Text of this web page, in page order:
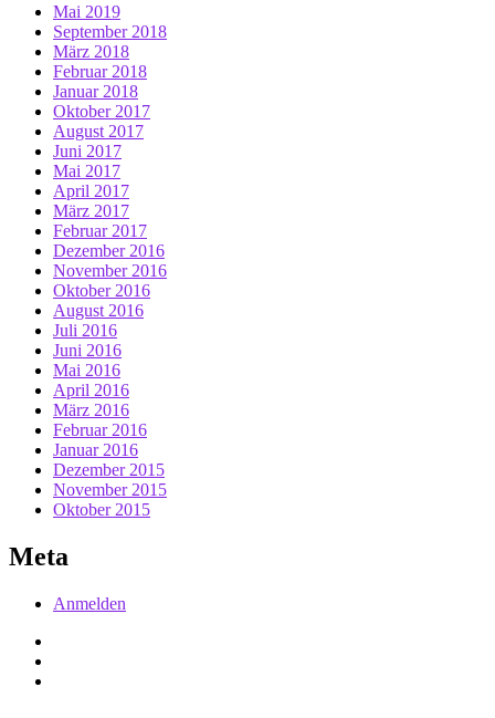
Mai 2019
September 2018
März 2018
Februar 2018
Januar 2018
Oktober 2017
August 2017
Juni 2017
Mai 2017
April 2017
März 2017
Februar 2017
Dezember 2016
November 2016
Oktober 2016
August 2016
Juli 2016
Juni 2016
Mai 2016
April 2016
März 2016
Februar 2016
Januar 2016
Dezember 2015
November 2015
Oktober 2015
Meta
Anmelden